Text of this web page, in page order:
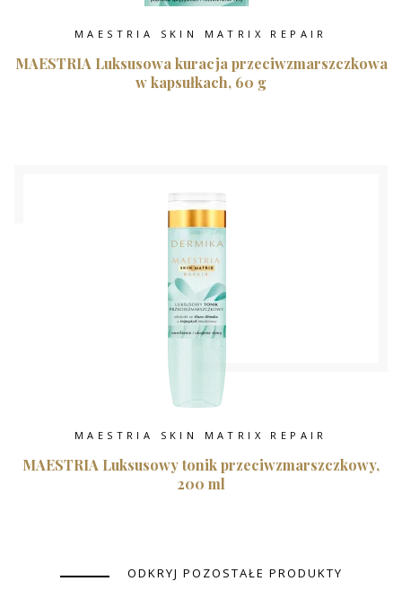
MAESTRIA SKIN MATRIX REPAIR
MAESTRIA Luksusowa kuracja przeciwzmarszczkowa
w kapsułkach, 60 g
MAESTRIA SKIN MATRIX REPAIR
MAESTRIA Luksusowy tonik przeciwzmarszczkowy,
200 ml
ODKRYJ POZOSTAŁE PRODUKTY